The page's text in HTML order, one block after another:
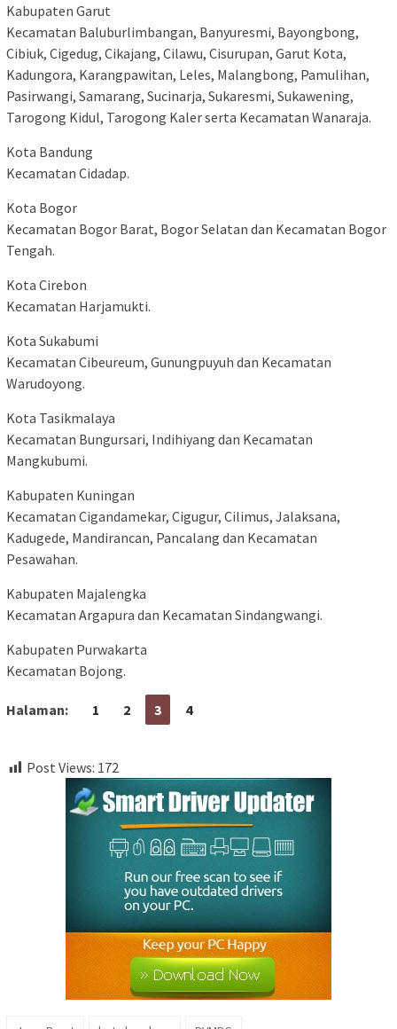
Kabupaten Garut
Kecamatan Baluburlimbangan, Banyuresmi, Bayongbong,
Cibiuk, Cigedug, Cikajang, Cilawu, Cisurupan, Garut Kota,
Kadungora, Karangpawitan, Leles, Malangbong, Pamulihan,
Pasirwangi, Samarang, Sucinarja, Sukaresmi, Sukawening,
Tarogong Kidul, Tarogong Kaler serta Kecamatan Wanaraja.
Kota Bandung
Kecamatan Cidadap.
Kota Bogor
Kecamatan Bogor Barat, Bogor Selatan dan Kecamatan Bogor
Tengah.
Kota Cirebon
Kecamatan Harjamukti.
Kota Sukabumi
Kecamatan Cibeureum, Gunungpuyuh dan Kecamatan
Warudoyong.
Kota Tasikmalaya
Kecamatan Bungursari, Indihiyang dan Kecamatan
Mangkubumi.
Kabupaten Kuningan
Kecamatan Cigandamekar, Cigugur, Cilimus, Jalaksana,
Kadugede, Mandirancan, Pancalang dan Kecamatan
Pesawahan.
Kabupaten Majalengka
Kecamatan Argapura dan Kecamatan Sindangwangi.
Kabupaten Purwakarta
Kecamatan Bojong.
Halaman: 1 2 3 4
Post Views: 172